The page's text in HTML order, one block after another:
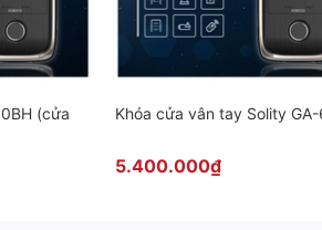
bàn tay của hầu hết người Châu Á nên
gian mà còn làm tôn lên sự hiện đại,
(cửa
Khóa cửa vân tay Solity
5.400.000₫